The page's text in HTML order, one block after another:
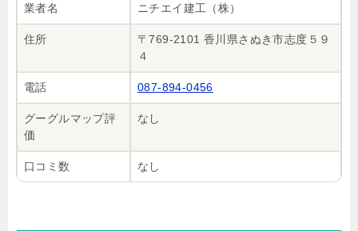
業者名 ニチエイ建工（株）
住所
〒769-2101 香川県さぬき市志度５９
４
電話 087-894-0456
グーグルマップ評
価
なし
口コミ数 なし